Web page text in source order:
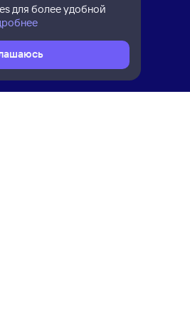
для более удобной